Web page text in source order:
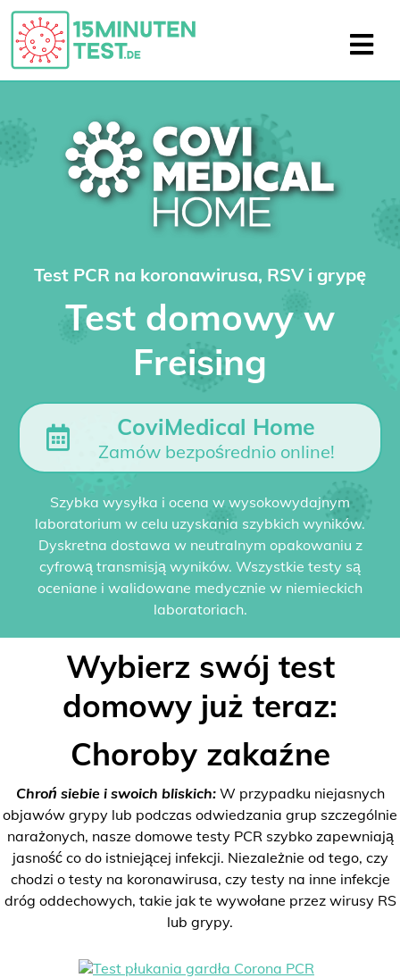
Test PCR na koronawirusa, RSV i grypę
Test domowy w
Freising
CoviMedical Home
Zamów bezpośrednio online!
Szybka wysyłka i ocena w wysokowydajnym
laboratorium w celu uzyskania szybkich wyników.
Dyskretna dostawa w neutralnym opakowaniu z
cyfrową transmisją wyników. Wszystkie testy są
oceniane i walidowane medycznie w niemieckich
laboratoriach.
Wybierz swój test
domowy już teraz:
Choroby zakaźne
Chroń siebie i swoich bliskich:W przypadku niejasnych
objawów grypy lub podczas odwiedzania grup szczególnie
narażonych, nasze domowe testy PCR szybko zapewniają
jasność co do istniejącej infekcji. Niezależnie od tego, czy
chodzi o testy na koronawirusa, czy testy na inne infekcje
dróg oddechowych, takie jak te wywołane przez wirusy RS
lub grypy.